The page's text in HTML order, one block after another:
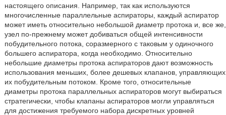
настоящего описания. Например, так как используются
многочисленные параллельные аспираторы, каждый аспиратор
может иметь относительно небольшой диаметр протока и, все же,
узел по-прежнему может добиваться общей интенсивности
побудительного потока, соразмерного с таковым у одиночного
большего аспиратора, когда необходимо. Относительно
небольшие диаметры протока аспираторов дают возможность
использования меньших, более дешевых клапанов, управляющих
их побудительным потоком. Кроме того, относительные
диаметры протока параллельных аспираторов могут выбираться
стратегически, чтобы клапаны аспираторов могли управляться
для достижения требуемого набора дискретных уровней